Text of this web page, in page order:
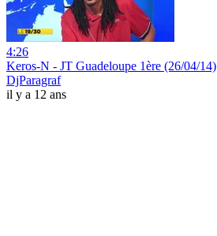
4:26
Keros-N - JT Guadeloupe 1ère (26/04/14)
DjParagraf
il y a 12 ans